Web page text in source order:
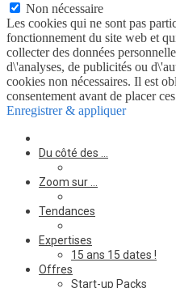
Non nécessaire
Les cookies qui ne sont pas
fonctionnement du site web et
collecter des données
d\'analyses, de publicités ou
cookies non nécessaires. Il est
consentement avant de placer
Enregistrer & appliquer
Du côté des …
Zoom sur …
Tendances
Expertises
15 ans 15 dates !
Offres
Start-up Packs